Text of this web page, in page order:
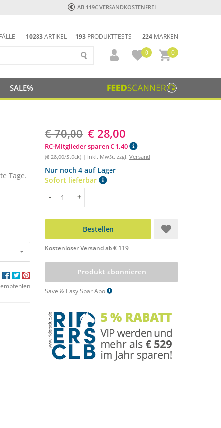
AB 119€ VERSANDKOSTENFREI
193 PRODUKTTESTS 224 MARKEN
10283ARTIKEL
0
0
SALE%
Tage.
€ 70,00 € 28,00
RC-Mitglieder sparen € 1,40
(€ 28,00/Stück) | inkl. MwSt. zzgl. Versand
Nur noch 4 auf Lager
Sofort lieferbar
Menge
- +
Bestellen
Kostenloser Versand ab € 119
Produkt abonnieren
Save & Easy Spar Abo